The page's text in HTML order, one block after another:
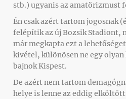
stb.) ugyanis az amatörizmust
Én csak azért tartom jogosnak
felépítik az új Bozsik
már megkapta ezt a
kivétel, különösen ne egy
bajnok Kispest.
De azért nem tartom
helye is lenne az eddig